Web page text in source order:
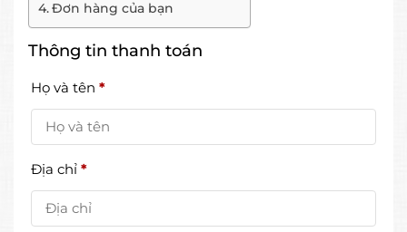
Đơn hàng của bạn
Thông tin thanh toán
Họ và tên *
Địa chỉ *